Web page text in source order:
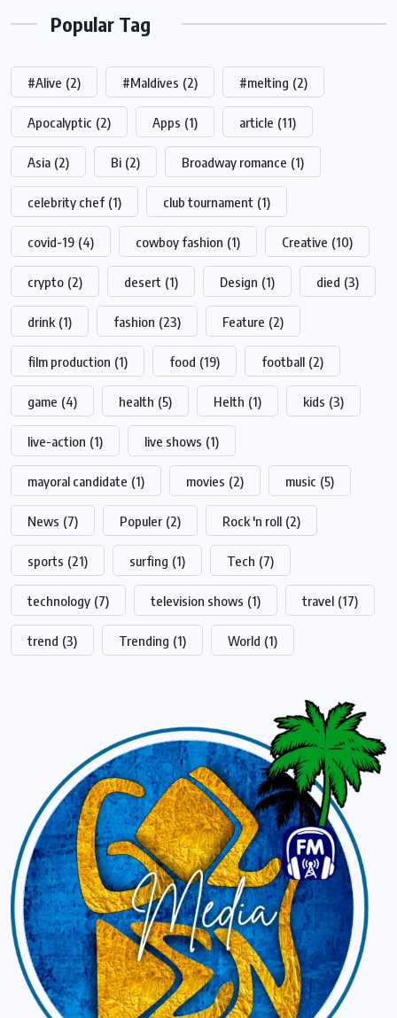
Popular Tag
#Alive (2) #Maldives (2) #melting (2)
Apocalyptic (2) Apps (1) article (11)
Asia (2) Bi (2) Broadway romance (1)
celebrity chef (1) club tournament (1)
covid-19 (4) cowboy fashion (1) Creative (10)
crypto (2) desert (1) Design (1) died (3)
drink (1) fashion (23) Feature (2)
film production (1) food (19) football (2)
game (4) health (5) Helth (1) kids (3)
live-action (1) live shows (1)
mayoral candidate (1) movies (2) music (5)
News (7) Populer (2) Rock 'n roll (2)
sports (21) surfing (1) Tech (7)
technology (7) television shows (1) travel (17)
trend (3) Trending (1) World (1)